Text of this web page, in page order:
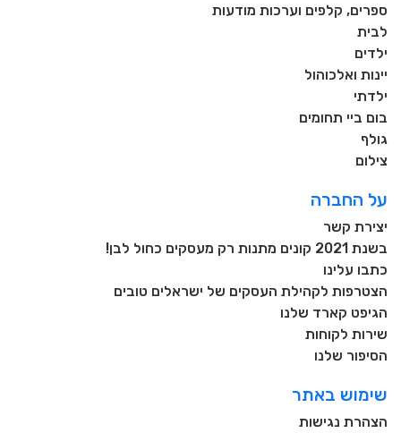
ספרים, קלפים וערכות מודעות
לבית
ילדים
יינות ואלכוהול
ילדתי
בום ביי תחומים
גולף
צילום
על החברה
יצירת קשר
בשנת 2021 קונים מתנות רק מעסקים כחול לבן!
כתבו עלינו
הצטרפות לקהילת העסקים של ישראלים טובים
הגיפט קארד שלנו
שירות לקוחות
הסיפור שלנו
שימוש באתר
הצהרת נגישות